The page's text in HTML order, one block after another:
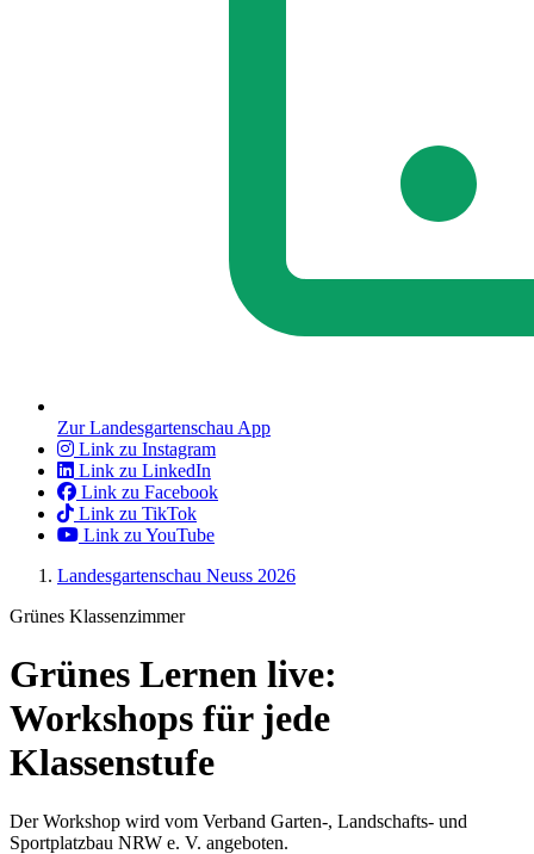
Zur Landesgartenschau App
Link zu Instagram
Link zu LinkedIn
Link zu Facebook
Link zu TikTok
Link zu YouTube
Landesgartenschau Neuss 2026
Grünes Klassenzimmer
Grünes Lernen live:
Workshops für jede
Klassenstufe
Der Workshop wird vom Verband Garten-, Landschafts- und
Sportplatzbau NRW e. V. angeboten.